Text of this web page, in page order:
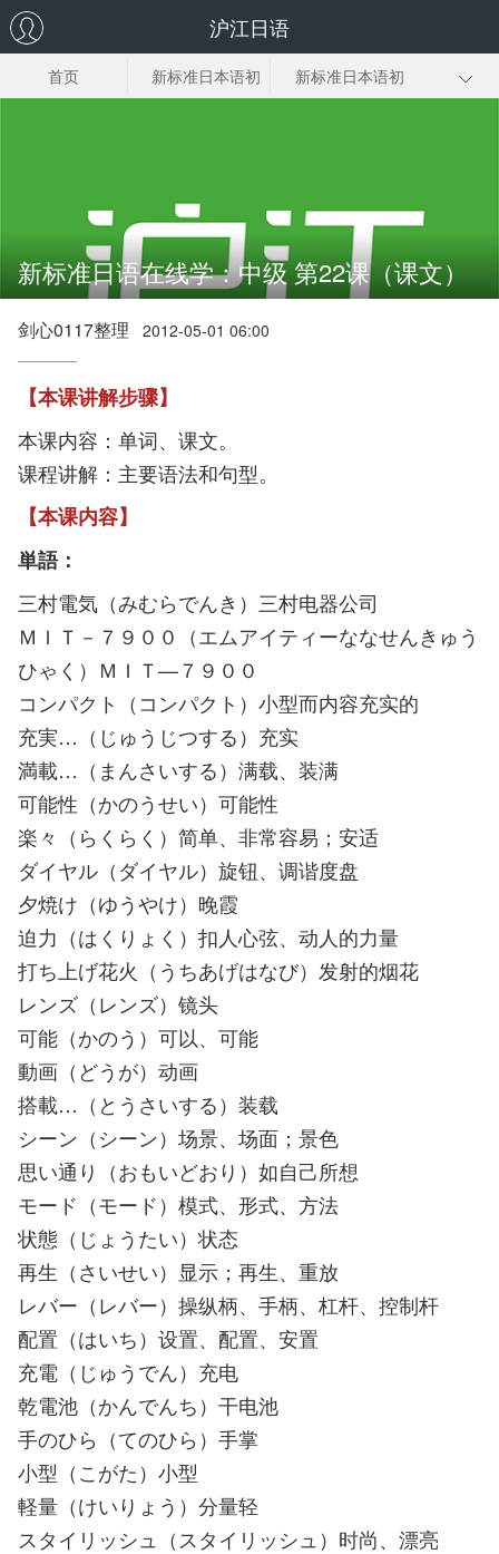
沪江日语
首页
新标准日本语初
新标准日本语初
新标准日语在线学：中级 第22课（课文）
剑心0117整理 2012-05-01 06:00
【本课讲解步骤】
本课内容：单词、课文。
课程讲解：主要语法和句型。
【本课内容】
単語：
三村電気（みむらでんき）三村电器公司
ＭＩＴ－７９００（エムアイティーななせんきゅう
ひゃく）ＭＩＴ—７９００
コンパクト（コンパクト）小型而内容充实的
充実…（じゅうじつする）充实
満載…（まんさいする）满载、装满
可能性（かのうせい）可能性
楽々（らくらく）简单、非常容易；安适
ダイヤル（ダイヤル）旋钮、调谐度盘
夕焼け（ゆうやけ）晚霞
迫力（はくりょく）扣人心弦、动人的力量
打ち上げ花火（うちあげはなび）发射的烟花
レンズ（レンズ）镜头
可能（かのう）可以、可能
動画（どうが）动画
搭載…（とうさいする）装载
シーン（シーン）场景、场面；景色
思い通り（おもいどおり）如自己所想
モード（モード）模式、形式、方法
状態（じょうたい）状态
再生（さいせい）显示；再生、重放
レバー（レバー）操纵柄、手柄、杠杆、控制杆
配置（はいち）设置、配置、安置
充電（じゅうでん）充电
乾電池（かんでんち）干电池
手のひら（てのひら）手掌
小型（こがた）小型
軽量（けいりょう）分量轻
スタイリッシュ（スタイリッシュ）时尚、漂亮